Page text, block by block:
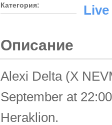
Категория: Live
Описание
Alexi Delta (X
September at
Heraklion.